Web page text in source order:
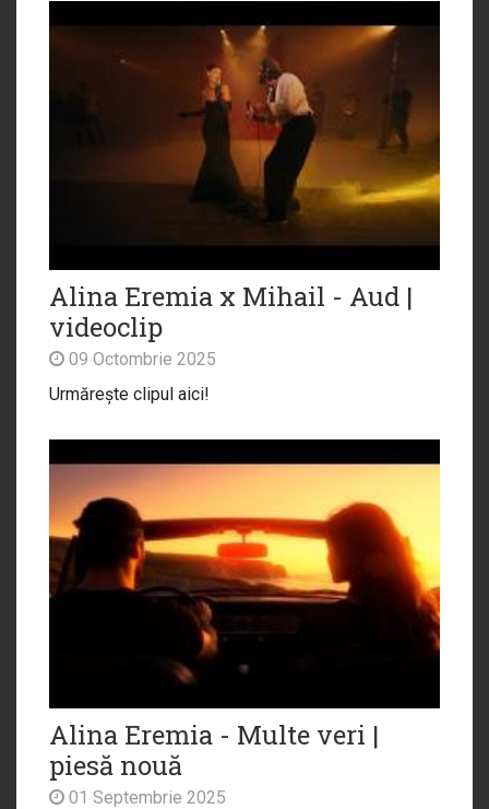
Alina Eremia x Mihail - Aud |
videoclip
09 Octombrie 2025
Urmărește clipul aici!
Alina Eremia - Multe veri |
piesă nouă
01 Septembrie 2025